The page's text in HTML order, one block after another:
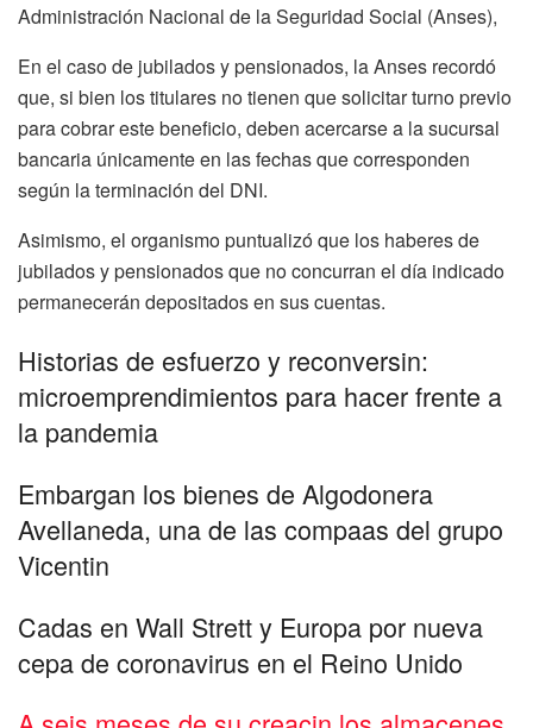
Administración Nacional de la Seguridad Social (Anses),
En el caso de jubilados y pensionados, la Anses recordó
que, si bien los titulares no tienen que solicitar turno previo
para cobrar este beneficio, deben acercarse a la sucursal
bancaria únicamente en las fechas que corresponden
según la terminación del DNI.
Asimismo, el organismo puntualizó que los haberes de
jubilados y pensionados que no concurran el día indicado
permanecerán depositados en sus cuentas.
Historias de esfuerzo y reconversin:
microemprendimientos para hacer frente a
la pandemia
Embargan los bienes de Algodonera
Avellaneda, una de las compaas del grupo
Vicentin
Cadas en Wall Strett y Europa por nueva
cepa de coronavirus en el Reino Unido